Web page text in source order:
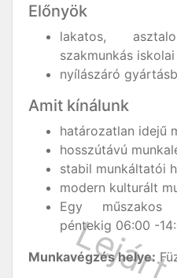
Előnyök
lakatos,
szakmunkás
nyílászáró
Amit kínálunk
határozatlan idejű
hosszútávú
stabil munkáltatói
modern kulturált
Egy műszakos
péntekig 06:00 -
Munkavégzés helye: